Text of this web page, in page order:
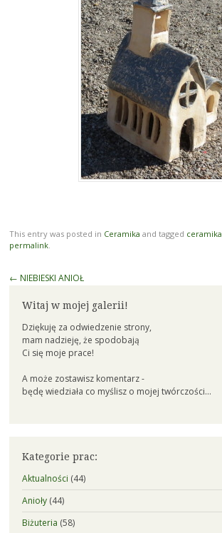
This entry was posted in Ceramika and tagged ceramika
permalink.
Post
← NIEBIESKI ANIOŁ
Witaj w mojej galerii!
Dziękuję za odwiedzenie strony,
mam nadzieję, że spodobają
Ci się moje prace!
A może zostawisz komentarz -
będę wiedziała co myślisz o mojej twórczości...
Kategorie prac:
Aktualności (44)
Anioły(44)
Biżuteria (58)